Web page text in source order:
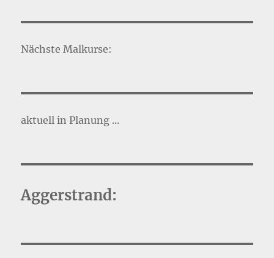
Nächste Malkurse:
aktuell in Planung ...
Aggerstrand: